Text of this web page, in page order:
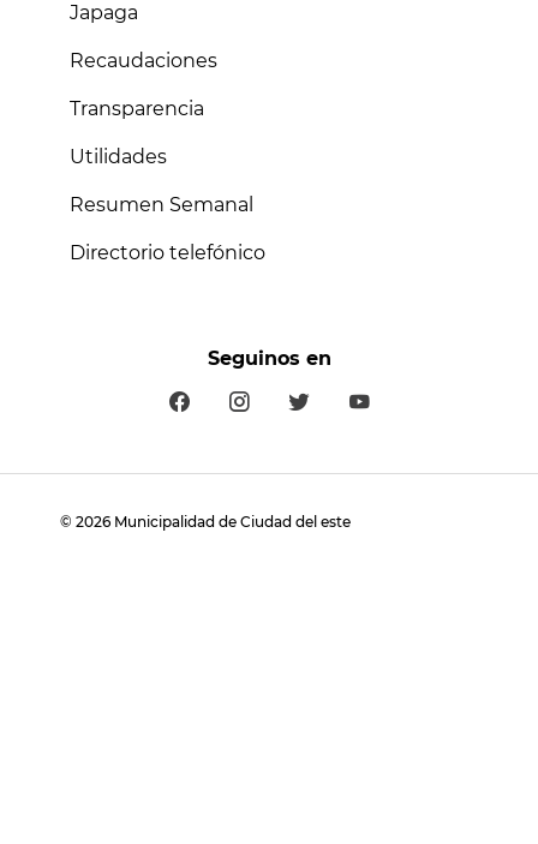
Japaga
Recaudaciones
Transparencia
Utilidades
Resumen Semanal
Directorio telefónico
Seguinos en
© 2026 Municipalidad de Ciudad del este